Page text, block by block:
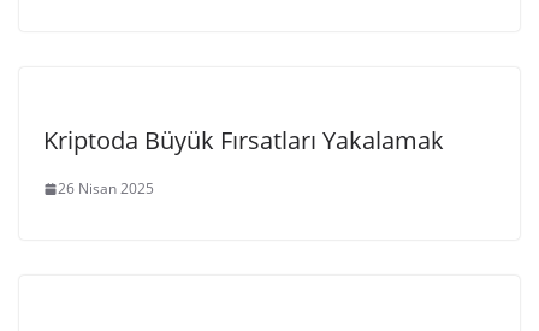
Kriptoda Büyük Fırsatları Yakalamak
26 Nisan 2025